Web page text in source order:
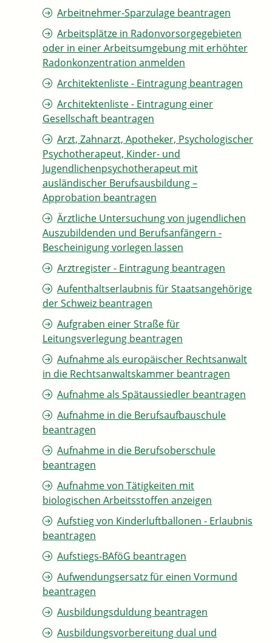
Arbeitnehmer-Sparzulage beantragen
Arbeitsplätze in Radonvorsorgegebieten
oder in einer Arbeitsumgebung mit erhöhter
Radonkonzentration anmelden
Architektenliste - Eintragung beantragen
Architektenliste - Eintragung einer
Gesellschaft beantragen
Arzt, Zahnarzt, Apotheker, Psychologischer
Psychotherapeut, Kinder- und
Jugendlichenpsychotherapeut mit
ausländischer Berufsausbildung –
Approbation beantragen
Ärztliche Untersuchung von jugendlichen
Auszubildenden und Berufsanfängern -
Bescheinigung vorlegen lassen
Arztregister - Eintragung beantragen
Aufenthaltserlaubnis für Staatsangehörige
der Schweiz beantragen
Aufgraben einer Straße für
Leitungsverlegung beantragen
Aufnahme als europäischer Rechtsanwalt
in die Rechtsanwaltskammer beantragen
Aufnahme als Spätaussiedler beantragen
Aufnahme in die Berufsaufbauschule
beantragen
Aufnahme in die Berufsoberschule
beantragen
Aufnahme von Tätigkeiten mit
biologischen Arbeitsstoffen anzeigen
Aufstieg von Kinderluftballonen - Erlaubnis
beantragen
Aufstiegs-BAföG beantragen
Aufwendungsersatz für einen Vormund
beantragen
Ausbildungsduldung beantragen
Ausbildungsvorbereitung dual und